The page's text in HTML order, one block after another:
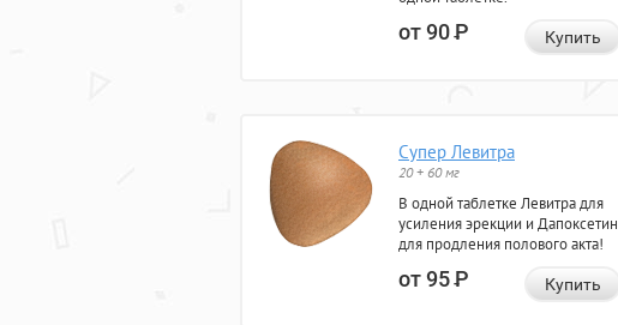
от 90Р Купить
Супер Левитра
20 + 60 мг
В одной таблетке Левитра для
усиления эрекции и Дапоксетин
для продления полового акта!
от 95Р Купить